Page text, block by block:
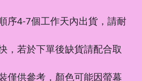
序4-7個工作天內出貨，請耐
，若於下單後缺貨請配合取
僅供參考，顏色可能因螢幕